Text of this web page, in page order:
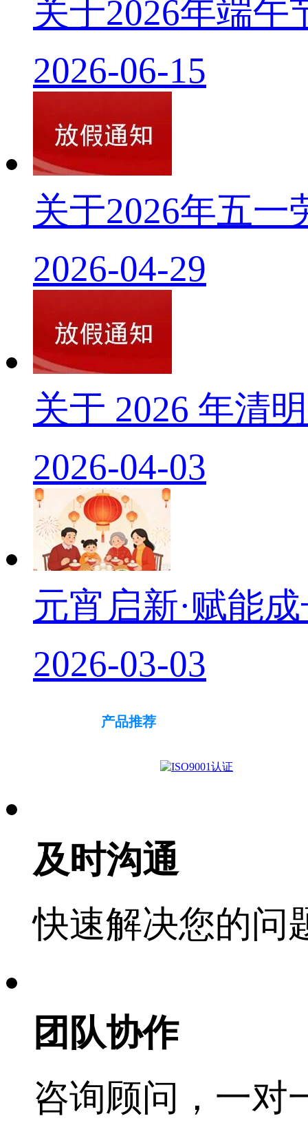
关于2026年端午
2026-06-15
关于2026年五一
2026-04-29
关于 2026 年清
2026-04-03
元宵启新·赋能
2026-03-03
产品推荐
及时沟通
快速解决您的问
团队协作
咨询顾问，一对